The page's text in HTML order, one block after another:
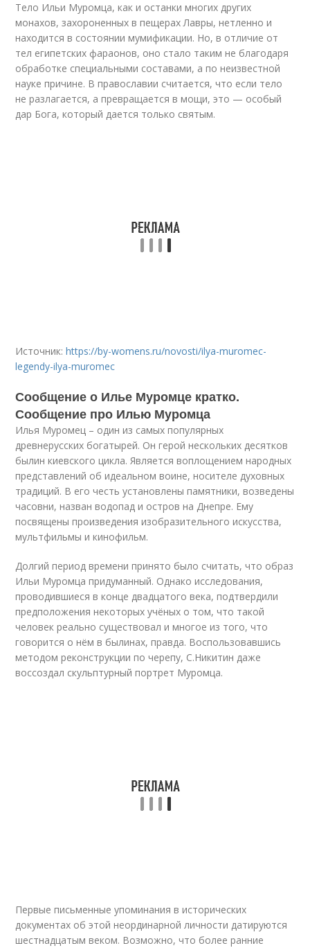
Тело Ильи Муромца, как и останки многих других
монахов, захороненных в пещерах Лавры, нетленно и
находится в состоянии мумификации. Но, в отличие от
тел египетских фараонов, оно стало таким не благодаря
обработке специальными составами, а по неизвестной
науке причине. В православии считается, что если тело
не разлагается, а превращается в мощи, это — особый
дар Бога, который дается только святым.
Источник:https://by-womens.ru/novosti/ilya-muromec-
legendy-ilya-muromec
Сообщение о Илье Муромце кратко.
Сообщение про Илью Муромца
Илья Муромец – один из самых популярных
древнерусских богатырей. Он герой нескольких десятков
былин киевского цикла. Является воплощением народных
представлений об идеальном воине, носителе духовных
традиций. В его честь установлены памятники, возведены
часовни, назван водопад и остров на Днепре. Ему
посвящены произведения изобразительного искусства,
мультфильмы и кинофильм.
Долгий период времени принято было считать, что образ
Ильи Муромца придуманный. Однако исследования,
проводившиеся в конце двадцатого века, подтвердили
предположения некоторых учёных о том, что такой
человек реально существовал и многое из того, что
говорится о нём в былинах, правда. Воспользовавшись
методом реконструкции по черепу, С.Никитин даже
воссоздал скульптурный портрет Муромца.
Первые письменные упоминания в исторических
документах об этой неординарной личности датируются
шестнадцатым веком. Возможно, что более ранние